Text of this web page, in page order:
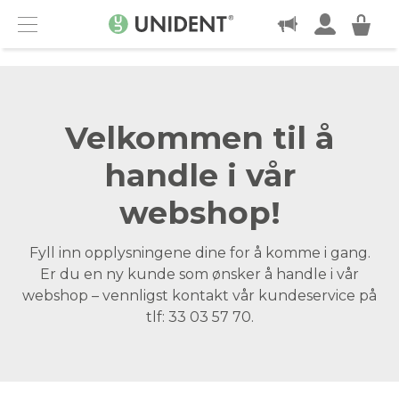
Menu
KONTAKT
Velkommen til å
handle i vår
webshop!
Fyll inn opplysningene dine for å komme i gang.
Er du en ny kunde som ønsker å handle i vår
webshop – vennligst kontakt vår kundeservice på
tlf: 33 03 57 70.